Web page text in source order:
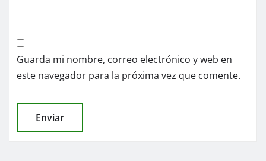
Guarda mi nombre, correo electrónico y web en
este navegador para la próxima vez que comente.